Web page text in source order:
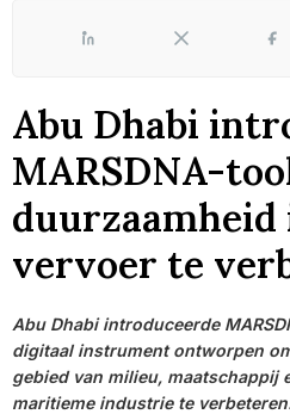
LinkedIn X
Abu Dhabi
MARSDNA-
vervoer te
Abu Dhabi introduceerde
digitaal instrument ontworpen
gebied van milieu, maatschappij
maritieme industrie te